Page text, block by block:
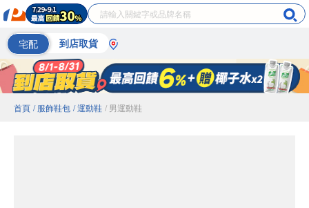
宅配 到店取貨
首頁 / 服飾鞋包 / 運動鞋 / 男運動鞋